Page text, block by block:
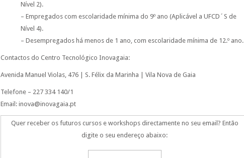
Nível 2).
– Empregados com escolaridade mínima do 9º ano (Aplicável a UFCD´S de
Nível 4).
– Desempregados há menos de 1 ano, com escolaridade mínima de 12.º ano.
Contactos do Centro Tecnológico Inovagaia:
Avenida Manuel Violas, 476 | S. Félix da Marinha | Vila Nova de Gaia
Telefone – 227 334 140/1
Email: inova@inovagaia.pt
Quer receber os futuros cursos e workshops directamente no seu email? Então
digite o seu endereço abaixo: